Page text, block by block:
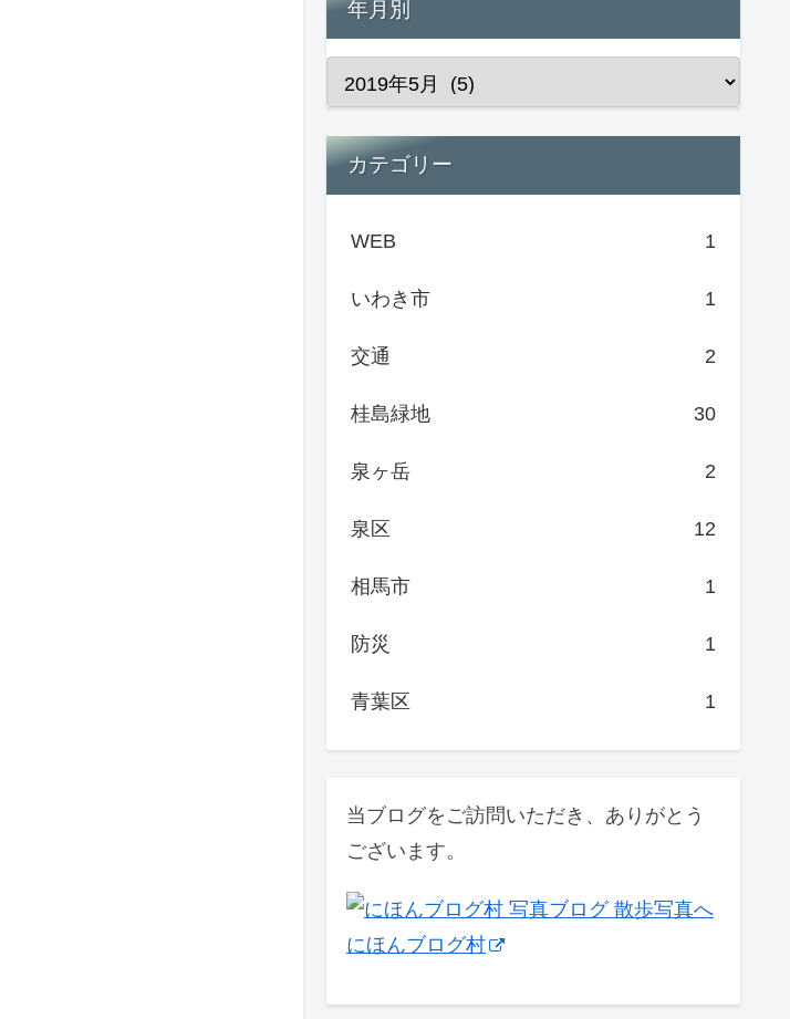
年月別
カテゴリー
WEB 1
いわき市 1
交通 2
桂島緑地 30
泉ヶ岳 2
泉区 12
相馬市 1
防災 1
青葉区 1
当ブログをご訪問いただき、ありがとう
ございます。
にほんブログ村